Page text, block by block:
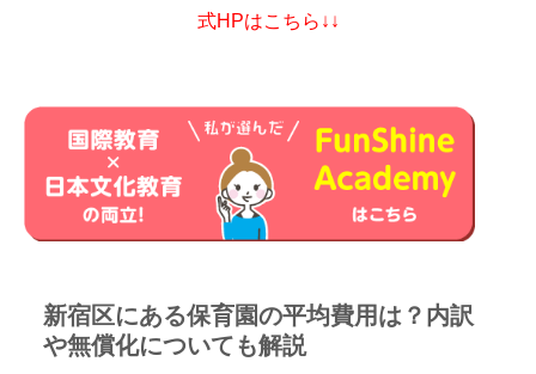
式HPはこちら↓↓
新宿区にある保育園の平均費用は？内訳
や無償化についても解説